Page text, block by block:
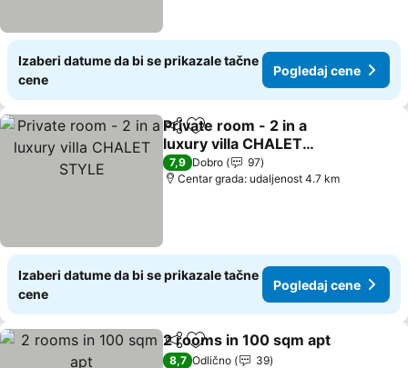
Izaberi datume da bi se prikazale tačne
cene
Pogledaj cene
Deli Dodati u favorite
Private room - 2 in a
luxury villa CHALET
STYLE
Pogledaj cene
7,9 Dobro
97
Centar grada: udaljenost 4.7 km
Izaberi datume da bi se prikazale tačne
cene
Pogledaj cene
Deli Dodati u favorite
2 rooms in 100 sqm apt
8,7 Odlično
39